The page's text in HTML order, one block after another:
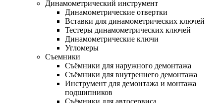
Динамометрический инструмент
Динамометрические отвертки
Вставки для динамометрических ключей
Тестеры динамометрических ключей
Динамометрические ключи
Угломеры
Съемники
Съёмники для наружного демонтажа
Съёмники для внутреннего демонтажа
Инструмент для демонтажа и монтажа
подшипников